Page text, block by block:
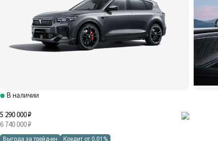
В наличии
5 290 000 ₽
6 740 000 ₽
Выгода за трейд-ин Кредит от 0,01%